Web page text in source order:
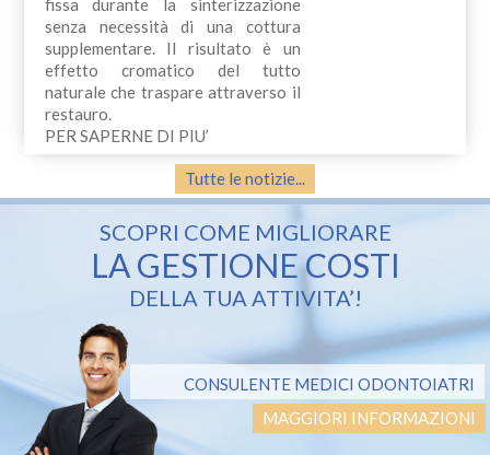
fissa durante la sinterizzazione
senza necessità di una cottura
supplementare. Il risultato è un
effetto cromatico del tutto
naturale che traspare attraverso il
restauro.
PER SAPERNE DI PIU’
Tutte le notizie...
SCOPRI COME MIGLIORARE
LA GESTIONE COSTI
DELLA TUA ATTIVITA’!
CONSULENTE MEDICI ODONTOIATRI
MAGGIORI INFORMAZIONI